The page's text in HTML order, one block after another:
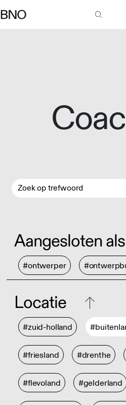
Aangesloten als
#ontwerper
Locatie
#zuid-holland
#friesland #drenthe
#flevoland #gelderland